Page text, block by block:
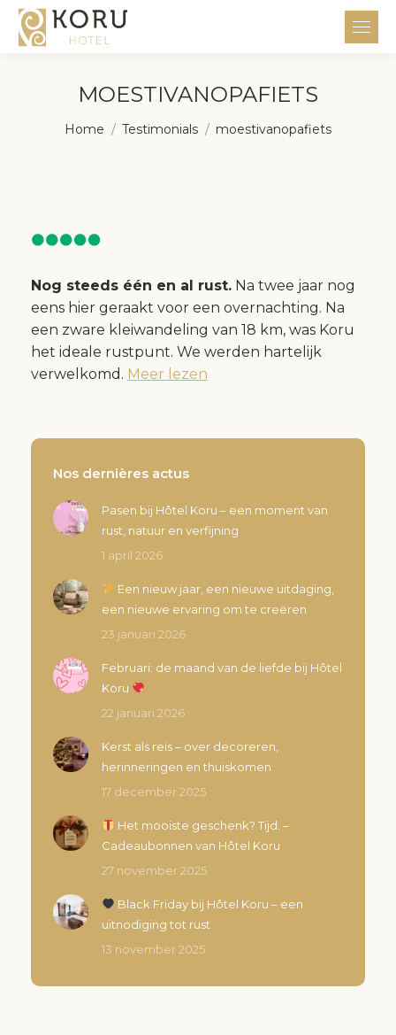
MOESTIVANOPAFIETS
Je bent hier:
Home Testimonials moestivanopafiets
Nog steeds één en al rust. Na twee jaar nog
eens hier geraakt voor een overnachting. Na
een zware kleiwandeling van 18 km, was Koru
het ideale rustpunt. We werden hartelijk
verwelkomd. Meer lezen
Nos dernières actus
Pasen bij Hôtel Koru – een moment van
rust, natuur en verfijning
1 april 2026
Een nieuw jaar, een nieuwe uitdaging,
een nieuwe ervaring om te creëren
23 januari 2026
Februari: de maand van de liefde bij Hôtel
Koru
22 januari 2026
Kerst als reis – over decoreren,
herinneringen en thuiskomen
17 december 2025
Het mooiste geschenk? Tijd. –
Cadeaubonnen van Hôtel Koru
27 november 2025
Black Friday bij Hôtel Koru – een
uitnodiging tot rust
13 november 2025